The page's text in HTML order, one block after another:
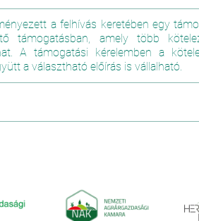
a felhívás keretében egy
támogatásban, amely több
A támogatási kérelemben a
a választható előírás is vállalható.